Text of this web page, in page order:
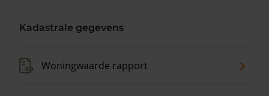
Kadastrale gegevens
Woningwaarde rapport